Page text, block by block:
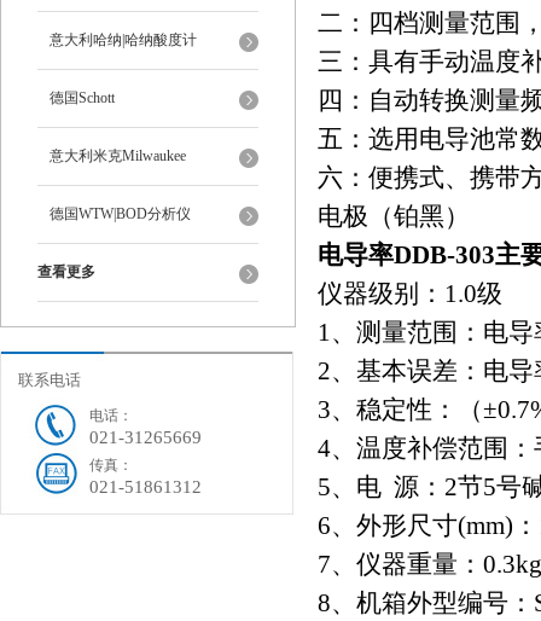
意大利哈纳|哈纳酸度计
德国Schott
意大利米克Milwaukee
德国WTW|BOD分析仪
查看更多
联系电话
电话：
021-31265669
传真：
021-51861312
二：四档测量范围
三：具有手动温度
四：自动转换测量
五：选用电导池常
六：便携式、携带
电极（铂黑）
电导率DDB-303主
仪器级别： 1.0级
1、测量范围：电导
2、基本误差：电导
3、稳定性：（
4、温度补偿范围：
5、电 源： 2节5号
6、外形尺寸(mm) ：
7、仪器重量： 0.3kg
8、机箱外型编号：